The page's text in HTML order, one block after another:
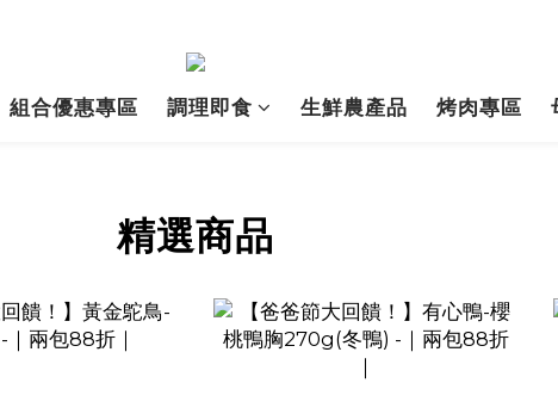
組合優惠專區 調理即食 生鮮農產品 烤肉專區
精選商品